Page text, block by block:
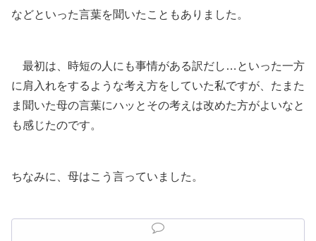
などといった言葉を聞いたこともありました。
最初は、時短の人にも事情がある訳だし…といった一方
に肩入れをするような考え方をしていた私ですが、たまた
ま聞いた母の言葉にハッとその考えは改めた方がよいなと
も感じたのです。
ちなみに、母はこう言っていました。